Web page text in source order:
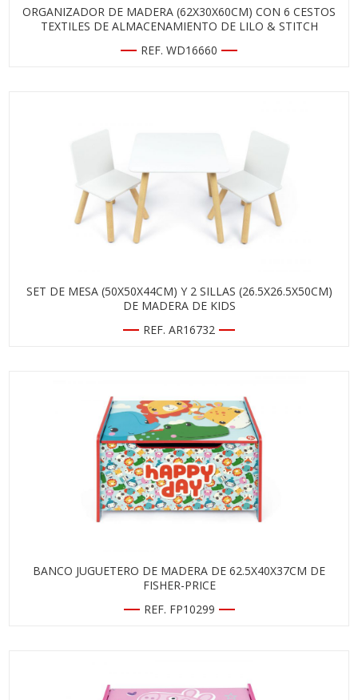
ORGANIZADOR DE MADERA (62X30X60CM) CON 6 CESTOS
TEXTILES DE ALMACENAMIENTO DE LILO & STITCH
REF. WD16660
SET DE MESA (50X50X44CM) Y 2 SILLAS (26.5X26.5X50CM)
DE MADERA DE KIDS
REF. AR16732
BANCO JUGUETERO DE MADERA DE 62.5X40X37CM DE
FISHER-PRICE
REF. FP10299